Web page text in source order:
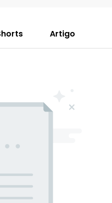
Artigo